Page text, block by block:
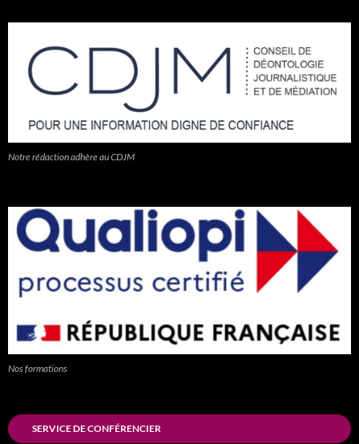
Notre rédaction adhère au CDJM
Nos formations
SERVICE DE CONFÉRENCIER